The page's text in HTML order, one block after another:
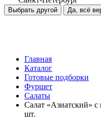
Выбрать другой Да, всё
Главная
Каталог
Готовые подборки
Фуршет
Салаты
Салат «Азиатский»
шт.